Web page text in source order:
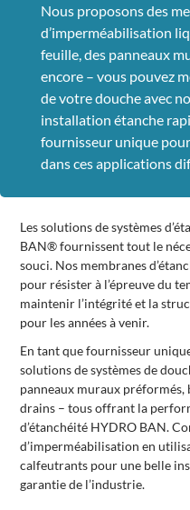
Nous proposons des
d’imperméabilisation
feuille, des panneaux
encore – vous pouvez
de votre douche avec
installation étanche
fournisseur unique
dans ces applications
Les solutions de systèmes
BAN® fournissent tout le
souci. Nos membranes
pour résister à l’épreuve du
maintenir l’intégrité et la
pour les années à venir.
En tant que fournisseur
solutions de systèmes de
panneaux muraux préformés,
drains – tous offrant la
d’étanchéité HYDRO BAN.
d’imperméabilisation en
calfeutrants pour une belle
garantie de l’industrie.